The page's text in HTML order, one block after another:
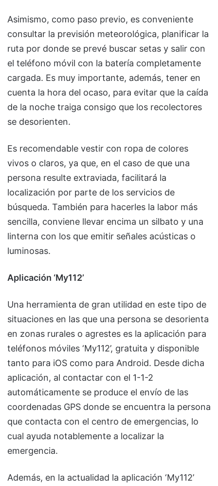
Asimismo, como paso previo, es conveniente
consultar la previsión meteorológica, planificar la
ruta por donde se prevé buscar setas y salir con
el teléfono móvil con la batería completamente
cargada. Es muy importante, además, tener en
cuenta la hora del ocaso, para evitar que la caída
de la noche traiga consigo que los recolectores
se desorienten.
Es recomendable vestir con ropa de colores
vivos o claros, ya que, en el caso de que una
persona resulte extraviada, facilitará la
localización por parte de los servicios de
búsqueda. También para hacerles la labor más
sencilla, conviene llevar encima un silbato y una
linterna con los que emitir señales acústicas o
luminosas.
Aplicación ‘My112’
Una herramienta de gran utilidad en este tipo de
situaciones en las que una persona se desorienta
en zonas rurales o agrestes es la aplicación para
teléfonos móviles ‘My112’, gratuita y disponible
tanto para iOS como para Android. Desde dicha
aplicación, al contactar con el 1-1-2
automáticamente se produce el envío de las
coordenadas GPS donde se encuentra la persona
que contacta con el centro de emergencias, lo
cual ayuda notablemente a localizar la
emergencia.
Además, en la actualidad la aplicación ‘My112’